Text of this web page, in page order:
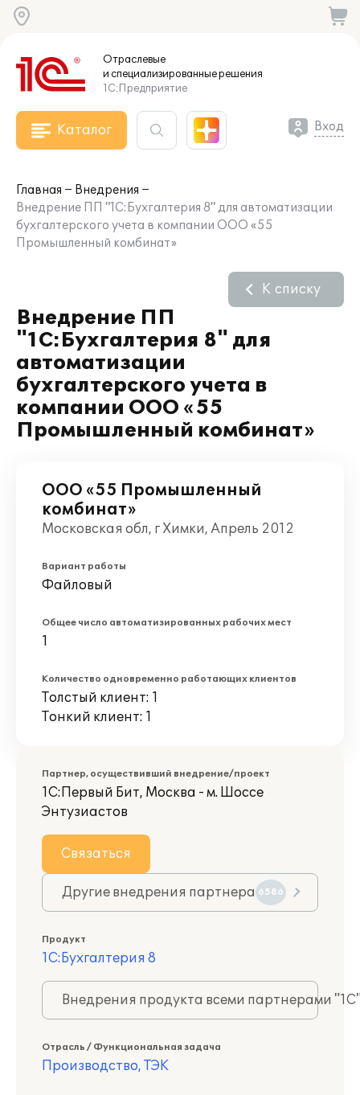
Отраслевые
и специализированныерешения
1С:Предприятие
Каталог Вход
Главная
Внедрения
Внедрение ПП "1С:Бухгалтерия 8" для автоматизации
бухгалтерского учета в компании ООО «55
Промышленный комбинат»
Внедрение ПП
"1С:Бухгалтерия 8" для
автоматизации
бухгалтерского учета в
компании ООО «55
Промышленный комбинат»
К списку
ООО «55 Промышленный
комбинат»
Московская обл, г Химки, Апрель 2012
Вариант работы
Файловый
Общее число автоматизированных рабочих мест
1
Количество одновременно работающих клиентов
Толстый клиент: 1
Тонкий клиент: 1
Партнер, осуществивший внедрение/проект
1С:Первый Бит, Москва - м. Шоссе
Энтузиастов
Связаться
Другие внедрения партнера 6586
Продукт
1С:Бухгалтерия 8
Внедрения продукта всеми партнерами
Отрасль / Функциональная задача
Производство, ТЭК